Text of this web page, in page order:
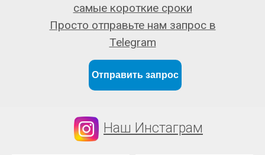
Отправить запрос
самые короткие сроки
Просто отправьте нам запрос в
Telegram
Наш Инстаграм